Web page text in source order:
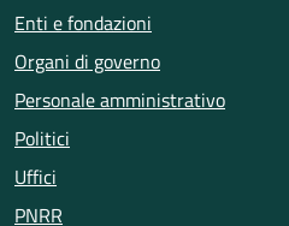
Enti e fondazioni
Organi di governo
Personale amministrativo
Politici
Uffici
PNRR